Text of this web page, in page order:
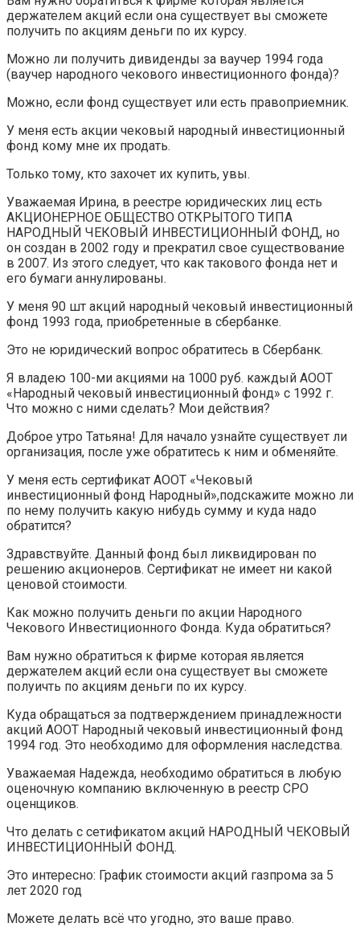
держателем акций если она существует вы сможете
получить по акциям деньги по их курсу.
Можно ли получить дивиденды за ваучер 1994 года
(ваучер народного чекового инвестиционного фонда)?
Можно, если фонд существует или есть правоприемник.
У меня есть акции чековый народный инвестиционный
фонд кому мне их продать.
Только тому, кто захочет их купить, увы.
Уважаемая Ирина, в реестре юридических лиц есть
АКЦИОНЕРНОЕ ОБЩЕСТВО ОТКРЫТОГО ТИПА
НАРОДНЫЙ ЧЕКОВЫЙ ИНВЕСТИЦИОННЫЙ ФОНД, но
он создан в 2002 году и прекратил свое существование
в 2007. Из этого следует, что как такового фонда нет и
его бумаги аннулированы.
У меня 90 шт акций народный чековый инвестиционный
фонд 1993 года, приобретенные в сбербанке.
Это не юридический вопрос обратитесь в Сбербанк.
Я владею 100-ми акциями на 1000 руб. каждый АООТ
«Народный чековый инвестиционный фонд» с 1992 г.
Что можно с ними сделать? Мои действия?
Доброе утро Татьяна! Для начало узнайте существует ли
организация, после уже обратитесь к ним и обменяйте.
У меня есть сертификат АООТ «Чековый
инвестиционный фонд Народный»,подскажите можно ли
по нему получить какую нибудь сумму и куда надо
обратится?
Здравствуйте. Данный фонд был ликвидирован по
решению акционеров. Сертификат не имеет ни какой
ценовой стоимости.
Как можно получить деньги по акции Народного
Чекового Инвестиционного Фонда. Куда обратиться?
Вам нужно обратиться к фирме которая является
держателем акций если она существует вы сможете
полуичть по акциям деньги по их курсу.
Куда обращаться за подтверждением принадлежности
акций АООТ Народный чековый инвестиционный фонд
1994 год. Это необходимо для оформления наследства.
Уважаемая Надежда, необходимо обратиться в любую
оценочную компанию включенную в реестр СРО
оценщиков.
Что делать с сетификатом акций НАРОДНЫЙ ЧЕКОВЫЙ
ИНВЕСТИЦИОННЫЙ ФОНД.
Это интересно: График стоимости акций газпрома за 5
лет 2020 год
Можете делать всё что угодно, это ваше право.